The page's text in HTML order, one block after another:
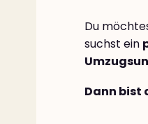
Du
suchst ein
Dann bist